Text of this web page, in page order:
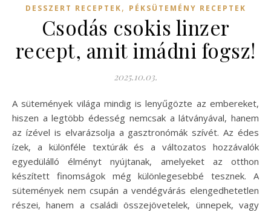
DESSZERT RECEPTEK, PÉKSÜTEMÉNY RECEPTEK
Csodás csokis linzer
recept, amit imádni fogsz!
2025.10.03.
A sütemények világa mindig is lenyűgözte az embereket,
hiszen a legtöbb édesség nemcsak a látványával, hanem
az ízével is elvarázsolja a gasztronómák szívét. Az édes
ízek, a különféle textúrák és a változatos hozzávalók
egyedülálló élményt nyújtanak, amelyeket az otthon
készített finomságok még különlegesebbé tesznek. A
sütemények nem csupán a vendégvárás elengedhetetlen
részei, hanem a családi összejövetelek, ünnepek, vagy